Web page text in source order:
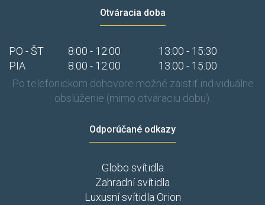
Otváracia doba
PO - ŠT 8:00 - 12:00
13:00 - 15:30
PIA
8:00 - 12:00
13:00 - 15:00
Po telefonickom dohovore možné zaistiť individuálne
obslúženie (mimo otváraciu dobu).
Odporúčané odkazy
Globo svítidla
Zahradní svítidla
Luxusní svítidla Orion